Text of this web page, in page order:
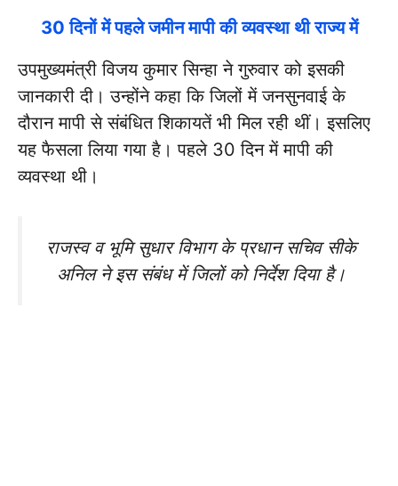
30 दिनों में पहले जमीन मापी की व्यवस्था थी राज्य में
उपमुख्यमंत्री विजय कुमार सिन्हा ने गुरुवार को इसकी
जानकारी दी। उन्होंने कहा कि जिलों में जनसुनवाई के
दौरान मापी से संबंधित शिकायतें भी मिल रही थीं। इसलिए
यह फैसला लिया गया है। पहले 30 दिन में मापी की
व्यवस्था थी।
राजस्व व भूमि सुधार विभाग के प्रधान सचिव सीके
अनिल ने इस संबंध में जिलों को निर्देश दिया है।